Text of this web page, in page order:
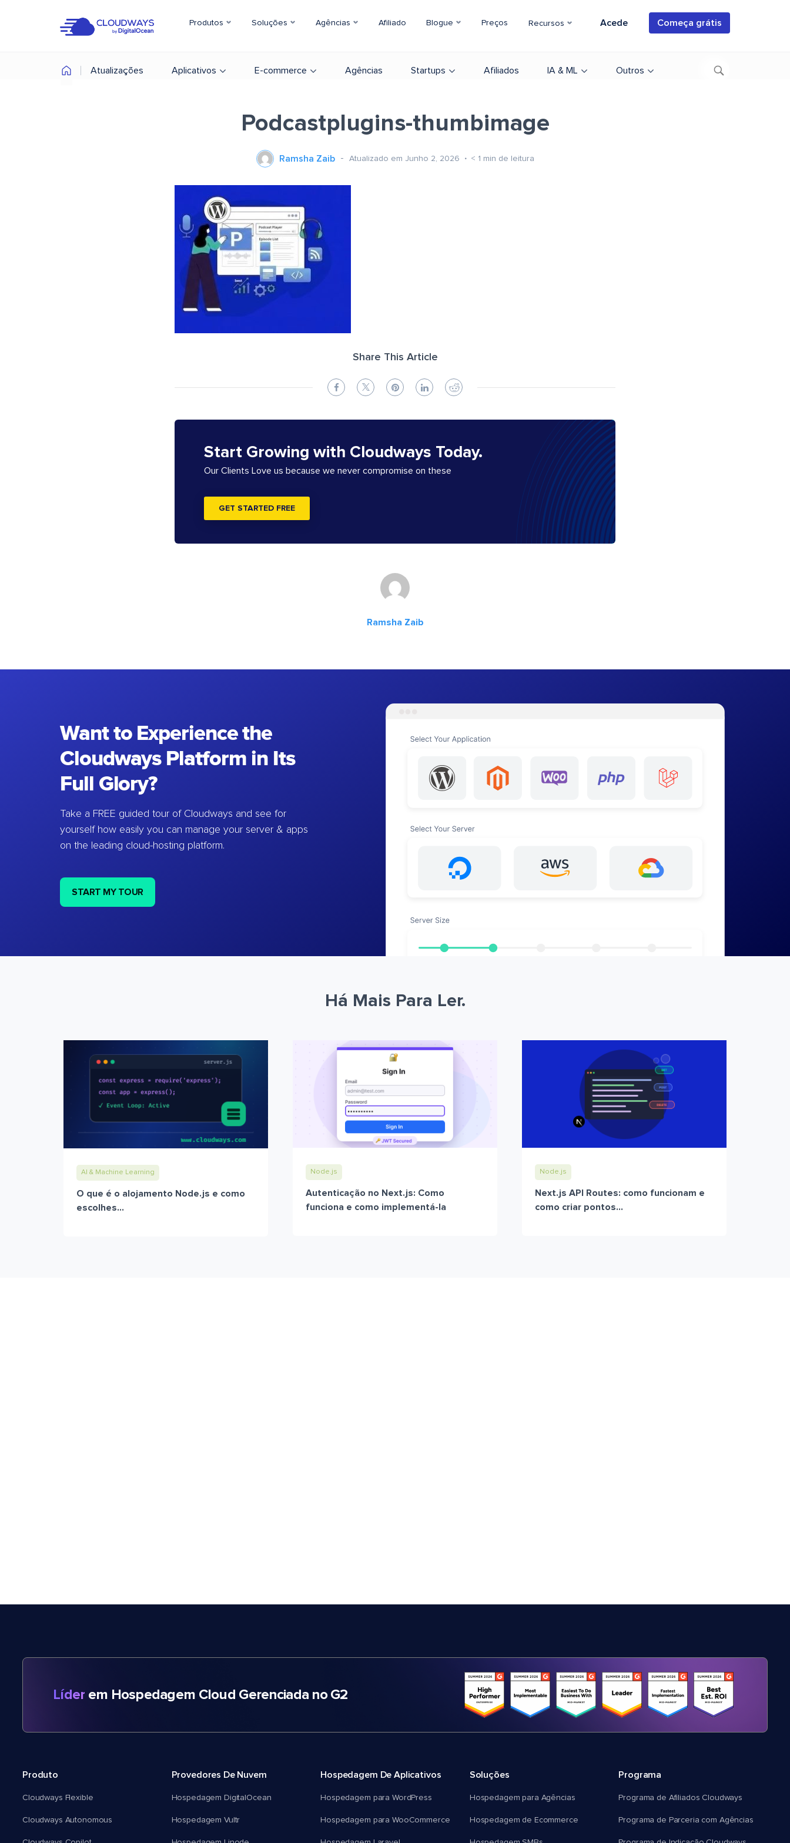
Produtos Soluções Agências Afiliado Blogue Preços Recursos Acede Começa grátis
Atualizações Aplicativos E-commerce Agências Startups Afiliados IA & ML Outros
Podcastplugins-thumbimage
Ramsha Zaib Atualizado em Junho 2, 2026 < 1 min de leitura
Share This Article
Start Growing with Cloudways Today.
Our Clients Love us because we never compromise on these
GET STARTED FREE
Ramsha Zaib
Want to Experience the
Cloudways Platform in Its
Full Glory?
Take a FREE guided tour of Cloudways and see for
yourself how easily you can manage your server & apps
on the leading cloud-hosting platform.
START MY TOUR
Há Mais Para Ler.
AI & Machine Learning
O que é o alojamento Node.js e como
escolhes...
Node.js
Autenticação no Next.js: Como
funciona e como implementá-la
Node.js
Next.js API Routes: como funcionam e
como criar pontos...
Líder em Hospedagem Cloud Gerenciada no G2
Produto
Cloudways Flexible
Cloudways Autonomous
Provedores De Nuvem
Hospedagem DigitalOcean
Hospedagem Vultr
Hospedagem De Aplicativos
Hospedagem para WordPress
Hospedagem para WooCommerce
Soluções
Hospedagem para Agências
Hospedagem de Ecommerce
Programa
Programa de Afiliados Cloudways
Programa de Parceria com Agências